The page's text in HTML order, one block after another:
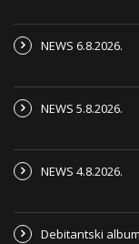
NEWS 6.8.2026.
NEWS 5.8.2026.
NEWS 4.8.2026.
Debitantski